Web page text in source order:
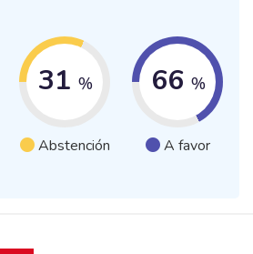
31 %
Abstención
66 %
A favor